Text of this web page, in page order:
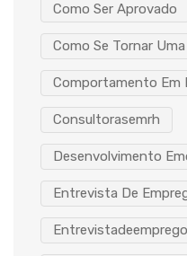
Como Ser Aprovado
Como Se Tornar
Comportamento Em
Consultorasemrh
Desenvolvimento
Entrevista De
Entrevistadeemprego